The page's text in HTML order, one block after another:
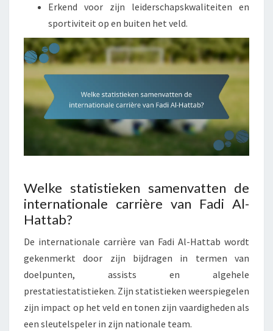
Erkend voor zijn leiderschapskwaliteiten en
sportiviteit op en buiten het veld.
Welke statistieken samenvatten de
internationale carrière van Fadi Al-
Hattab?
De internationale carrière van Fadi Al-Hattab wordt
gekenmerkt door zijn bijdragen in termen van
doelpunten, assists en algehele
prestatiestatistieken. Zijn statistieken weerspiegelen
zijn impact op het veld en tonen zijn vaardigheden als
een sleutelspeler in zijn nationale team.